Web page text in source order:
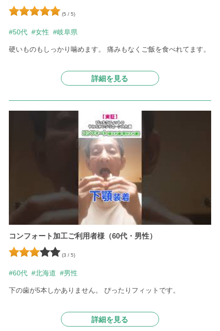
(5 / 5)
#50代 #女性 #岐阜県
硬いものもしっかり噛めます。 痛みもなくご飯を食べれてます。
詳細を見る
コンフォート加工ご利用者様（60代・男性）
(3 / 5)
#60代 #北海道 #男性
下の歯が5本しかありません。 ぴったりフィットです。
詳細を見る